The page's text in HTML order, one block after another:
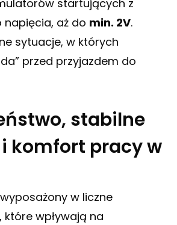
startujących z
napięcia, aż do min. 2V.
sytuacje, w których
przed przyjazdem do
stabilne
komfort pracy w
w liczne
które wpływają na